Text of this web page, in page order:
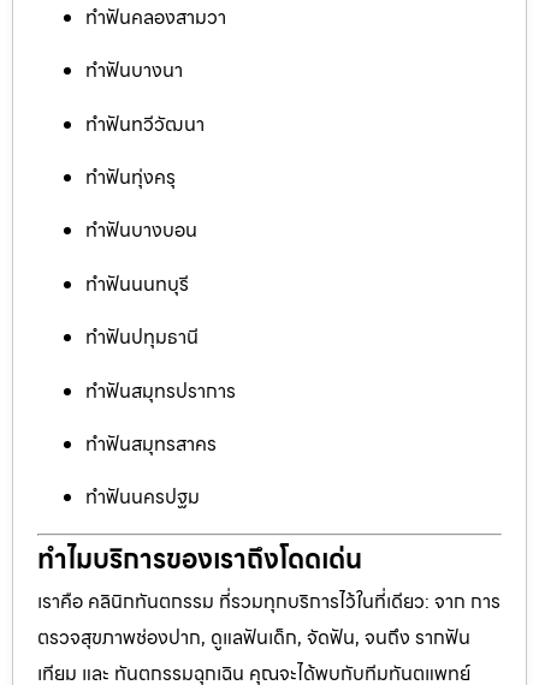
ทำฟันคลองสามวา
ทำฟันบางนา
ทำฟันทวีวัฒนา
ทำฟันทุ่งครุ
ทำฟันบางบอน
ทำฟันนนทบุรี
ทำฟันปทุมธานี
ทำฟันสมุทรปราการ
ทำฟันสมุทรสาคร
ทำฟันนครปฐม
ทำไมบริการของเราถึงโดดเด่น
เราคือ คลินิกทันตกรรม ที่รวมทุกบริการไว้ในที่เดียว: จาก การ
ตรวจสุขภาพช่องปาก, ดูแลฟันเด็ก, จัดฟัน, จนถึง รากฟัน
เทียม และ ทันตกรรมฉุกเฉิน คุณจะได้พบกับทีมทันตแพทย์